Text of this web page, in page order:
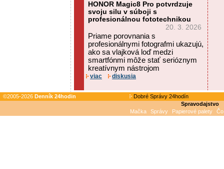
HONOR Magic8 Pro potvrdzuje
svoju silu v súboji s
profesionálnou fototechnikou
20. 3. 2026
Priame porovnania s
profesionálnymi fotografmi ukazujú,
ako sa vlajková loď medzi
smartfónmi môže stať serióznym
kreatívnym nástrojom
viac diskusia
©2005-2026 Denník 24hodin
Dobré Správy 24hodín
Spravodajstvo
Mačka
Správy Papierové palety